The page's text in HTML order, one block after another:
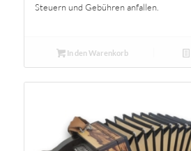
Steuern und Gebühren anfallen.
In den Warenkorb